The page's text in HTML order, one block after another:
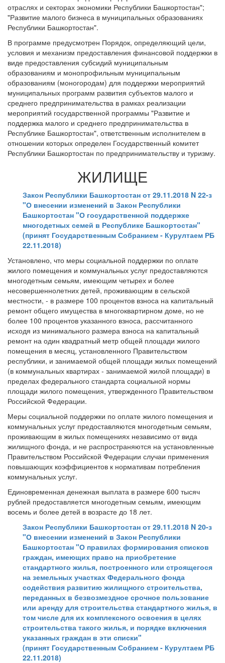
отраслях и секторах экономики Республики Башкортостан";
"Развитие малого бизнеса в муниципальных образованиях
Республики Башкортостан".
В программе предусмотрен Порядок, определяющий цели,
условия и механизм предоставления финансовой поддержки в
виде предоставления субсидий муниципальным
образованиям и монопрофильным муниципальным
образованиям (моногородам) для поддержки мероприятий
муниципальных программ развития субъектов малого и
среднего предпринимательства в рамках реализации
мероприятий государственной программы "Развитие и
поддержка малого и среднего предпринимательства в
Республике Башкортостан", ответственным исполнителем в
отношении которых определен Государственный комитет
Республики Башкортостан по предпринимательству и туризму.
ЖИЛИЩЕ
Закон Республики Башкортостан от 29.11.2018 N 22-з
"О внесении изменений в Закон Республики
Башкортостан "О государственной поддержке
многодетных семей в Республике Башкортостан"
(принят Государственным Собранием - Курултаем РБ
22.11.2018)
Установлено, что меры социальной поддержки по оплате
жилого помещения и коммунальных услуг предоставляются
многодетным семьям, имеющим четырех и более
несовершеннолетних детей, проживающим в сельской
местности, - в размере 100 процентов взноса на капитальный
ремонт общего имущества в многоквартирном доме, но не
более 100 процентов указанного взноса, рассчитанного
исходя из минимального размера взноса на капитальный
ремонт на один квадратный метр общей площади жилого
помещения в месяц, установленного Правительством
республики, и занимаемой общей площади жилых помещений
(в коммунальных квартирах - занимаемой жилой площади) в
пределах федерального стандарта социальной нормы
площади жилого помещения, утвержденного Правительством
Российской Федерации.
Меры социальной поддержки по оплате жилого помещения и
коммунальных услуг предоставляются многодетным семьям,
проживающим в жилых помещениях независимо от вида
жилищного фонда, и не распространяются на установленные
Правительством Российской Федерации случаи применения
повышающих коэффициентов к нормативам потребления
коммунальных услуг.
Единовременная денежная выплата в размере 600 тысяч
рублей предоставляется многодетным семьям, имеющим
восемь и более детей в возрасте до 18 лет.
Закон Республики Башкортостан от 29.11.2018 N 20-з
"О внесении изменений в Закон Республики
Башкортостан "О правилах формирования списков
граждан, имеющих право на приобретение
стандартного жилья, построенного или строящегося
на земельных участках Федерального фонда
содействия развитию жилищного строительства,
переданных в безвозмездное срочное пользование
или аренду для строительства стандартного жилья, в
том числе для их комплексного освоения в целях
строительства такого жилья, и порядке включения
указанных граждан в эти списки"
(принят Государственным Собранием - Курултаем РБ
22.11.2018)